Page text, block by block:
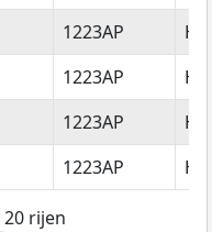
1223AP
1223AP
1223AP
1223AP
rijen